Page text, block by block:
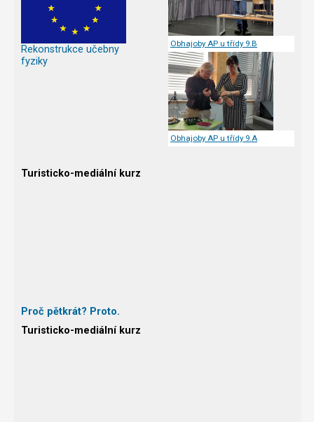
Rekonstrukce učebny
fyziky
Obhajoby AP u třídy 9.B
Obhajoby AP u třídy 9.A
Turisticko-mediální kurz
Proč pětkrát? Proto.
Turisticko-mediální kurz